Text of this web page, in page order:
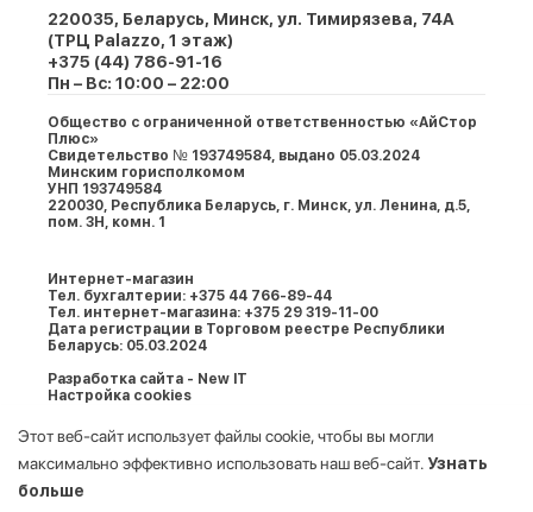
220035, Беларусь, Минск, ул. Тимирязева, 74A
(ТРЦ Palazzo, 1 этаж)
+375 (44) 786-91-16
Пн – Вс: 10:00 – 22:00
Общество с ограниченной ответственностью «АйСтор
Плюс»
Свидетельство № 193749584, выдано 05.03.2024
Минским горисполкомом
УНП 193749584
220030, Республика Беларусь, г. Минcк, ул. Ленина, д.5,
пом. 3Н, комн. 1
Интернет-магазин
Тел. бухгалтерии: +375 44 766-89-44
Тел. интернет-магазина: +375 29 319-11-00
Дата регистрации в Торговом реестре Республики
Беларусь: 05.03.2024
Разработка сайта - New IT
Настройка cookies
Этот веб-сайт использует файлы cookie, чтобы вы могли
максимально эффективно использовать наш веб-сайт. Узнать
больше